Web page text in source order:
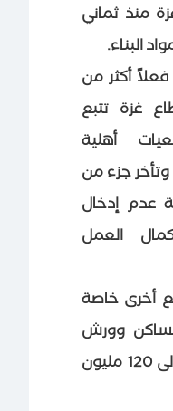
منذ ثماني
البناء.
أكثر من
غزة تتبع
أهلية
جزء من
عدم إدخال
العمل
أخرى خاصة
وورش
خاصة تصل مجموعها إلى 120 مليون